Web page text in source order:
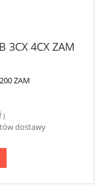
3CX 4CX ZAM
ZAM
)
dostawy